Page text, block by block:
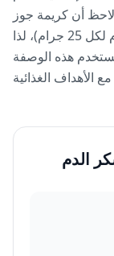
أن كريمة جوز
الهند غنية بالدهون المشبعة (حوالي 17 جرام لكل 25 جرام)، لذا
هذه الوصفة
الدم